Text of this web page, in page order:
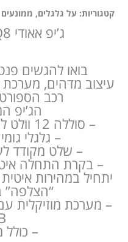
קטגוריות: על גלגלים, ממונעים
ג’יפ אאודי Q8 ממונע לילדים
בואו להגשים
עיצוב מדהים, מערכת
רכב
הג’יפ
– סוללה 12 וולט למהירות של כ-8 קמ”ש
– גלגלי
– שלט מקודד
– בקרת התחלה
יתחיל במהירות
“הצלפה”
–